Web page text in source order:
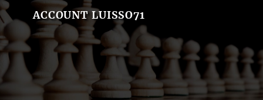
ACCOUNT LUISSO71